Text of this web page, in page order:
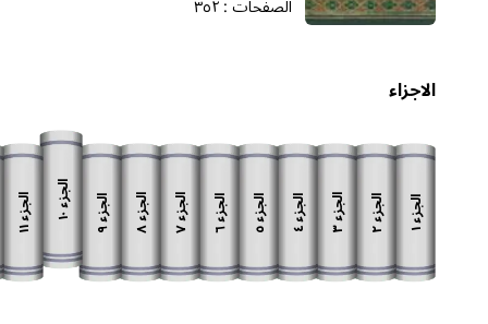
الصفحات :٣٥٢
الاجزاء
الجزء
١
الجزء
٢
الجزء
٣
الجزء
٤
الجزء
٥
الجزء
٦
الجزء
٧
الجزء
٨
الجزء
٩
الجزء
١٠ الجزء
١١